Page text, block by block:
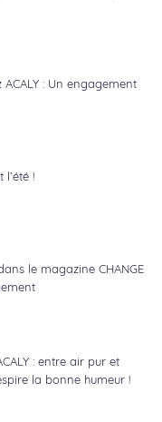
: Un engagement
!
le magazine CHANGE
: entre air pur et
la bonne humeur !